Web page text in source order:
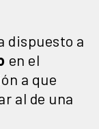
dispuesto a
en el
a que
al de una